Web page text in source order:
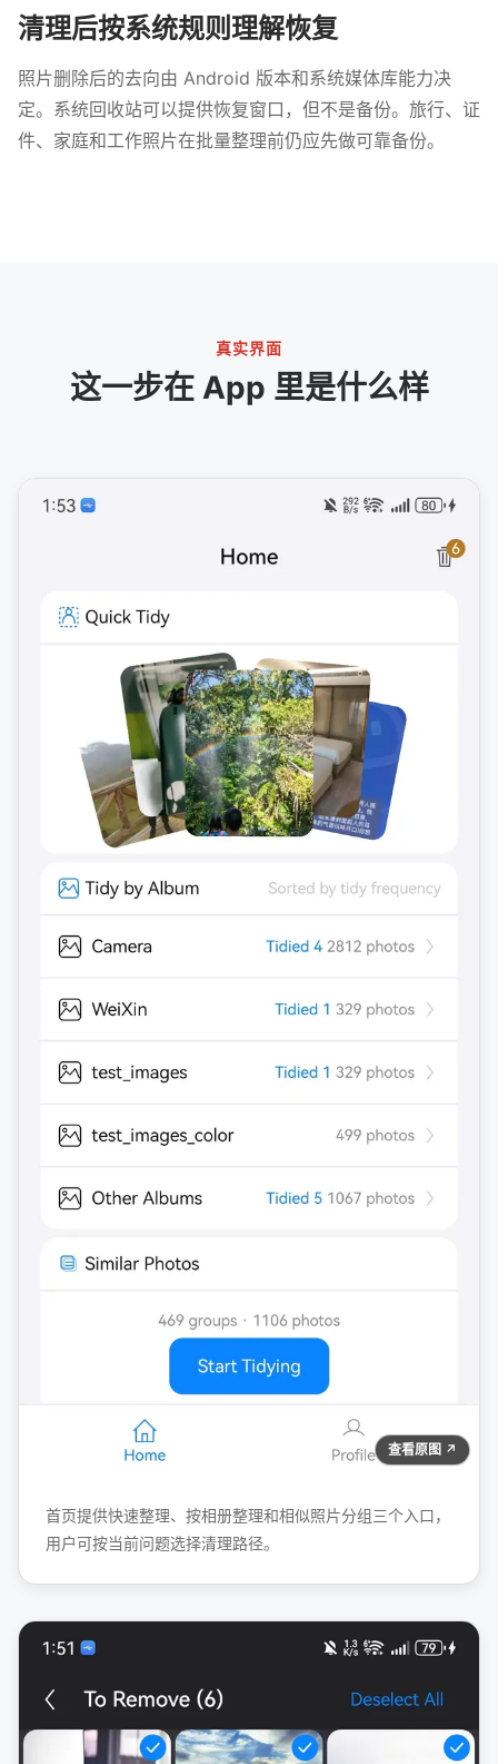
清理后按系统规则理解恢复
照片删除后的去向由 Android 版本和系统媒体库能力决
定。系统回收站可以提供恢复窗口，但不是备份。旅行、证
件、家庭和工作照片在批量整理前仍应先做可靠备份。
真实界面
这一步在 App 里是什么样
查看原图 ↗
首页提供快速整理、按相册整理和相似照片分组三个入口，
用户可按当前问题选择清理路径。